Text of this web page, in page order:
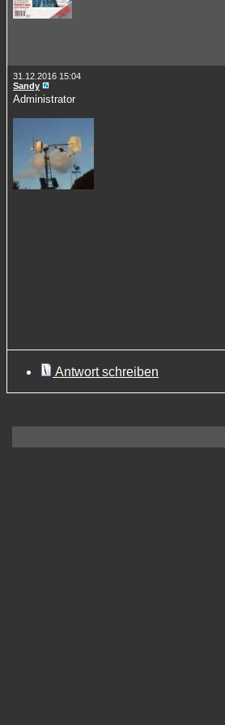
31.12.2016 15:04
Sandy
Administrator
Antwort schreiben